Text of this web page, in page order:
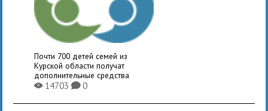
Почти 700 детей семей из
Курской области получат
дополнительные средства
X14703K0